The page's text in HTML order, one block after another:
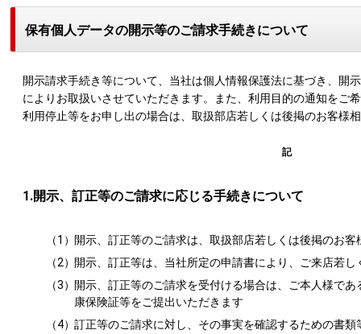
保有個人データの開示等のご請求手続きについて
開示請求手続き等について、当社は個人情報保護法に基づき、開
によりお取扱いさせていただきます。また、利用目的の通知をご
利用停止等をお申し出の場合は、取扱部店若しくは後掲のお客様
記
1.開示、訂正等のご請求に応じる手続きについて
（1） 開示、訂正等のご請求は、取扱部店若しくは後掲のお
（2） 開示、訂正等は、当社所定の申請書により、ご来店若
（3） 開示、訂正等のご請求を受付ける場合は、ご本人様で
康保険証等をご提出いただきます
（4）訂正等のご請求に対し、その事実を確認するための書